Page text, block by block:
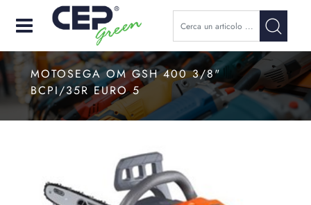
Open
MOTOSEGA OM GSH 400 3/8"
BCPI/35R EURO 5